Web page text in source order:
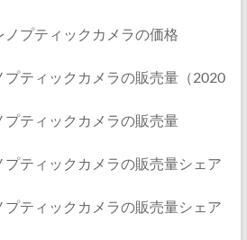
ノプティックカメラの価格
プティックカメラの販売量（2020
プティックカメラの販売量
プティックカメラの販売量シェア
プティックカメラの販売量シェア